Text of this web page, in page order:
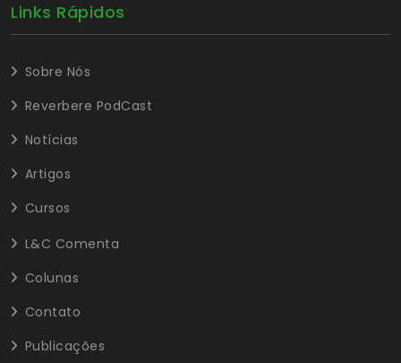
Links Rápidos
Sobre Nós
Reverbere PodCast
Notícias
Artigos
Cursos
L&C Comenta
Colunas
Contato
Publicações